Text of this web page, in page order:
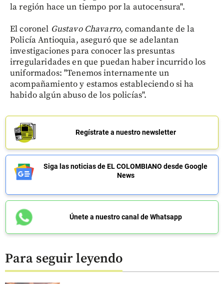
la región hace un tiempo por la autocensura".
El coronel Gustavo Chavarro, comandante de la
Policía Antioquia, aseguró que se adelantan
investigaciones para conocer las presuntas
irregularidades en que puedan haber incurrido los
uniformados: "Tenemos internamente un
acompañamiento y estamos estableciendo si ha
habido algún abuso de los policías".
Regístrate a nuestro newsletter
Siga las noticias de EL COLOMBIANO desde Google
News
Únete a nuestro canal de Whatsapp
Para seguir leyendo